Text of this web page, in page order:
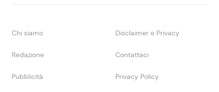
Chi siamo Disclaimer e Privacy
Redazione Contattaci
Pubblicità Privacy Policy